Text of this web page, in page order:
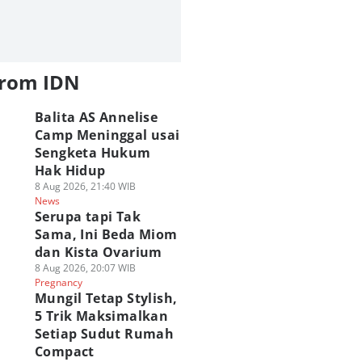
IDN
Balita AS Annelise
Camp Meninggal usai
Sengketa Hukum
Hak Hidup
8 Aug 2026, 21:40 WIB
News
Serupa tapi Tak
Sama, Ini Beda Miom
dan Kista Ovarium
8 Aug 2026, 20:07 WIB
Pregnancy
Mungil Tetap Stylish,
5 Trik Maksimalkan
Setiap Sudut Rumah
Compact